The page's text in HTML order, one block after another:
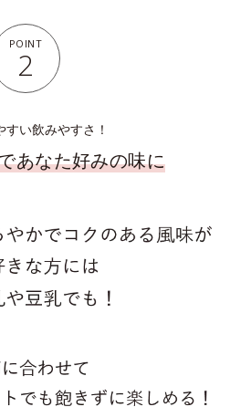
POINT
2
すい飲みやすさ！
あなた好みの味に